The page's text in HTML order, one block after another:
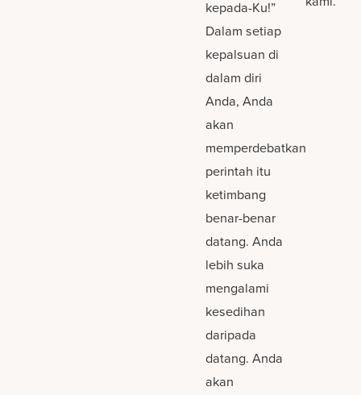
kepada-Ku!”
Dalam setiap
kepalsuan di
dalam diri
Anda, Anda
akan
memperdebatkan
perintah itu
ketimbang
benar-benar
datang. Anda
lebih suka
mengalami
kesedihan
daripada
datang. Anda
akan